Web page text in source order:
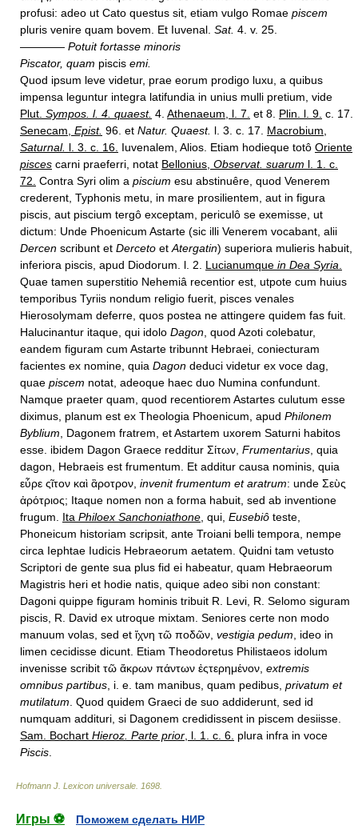
profusi: adeo ut Cato questus sit, etiam vulgo Romae piscem
pluris venire quam bovem. Et Iuvenal. Sat. 4. v. 25.
———— Potuit fortasse minoris
Piscator, quam piscis emi.
Quod ipsum leve videtur, prae eorum prodigo luxu, a quibus
impensa leguntur integra latifundia in unius mulli pretium, vide
Plut. Sympos. l. 4. quaest. 4. Athenaeum, l. 7. et 8. Plin. l. 9. c. 17.
Senecam, Epist. 96. et Natur. Quaest. l. 3. c. 17. Macrobium,
Saturnal. l. 3. c. 16. Iuvenalem, Alios. Etiam hodieque totô Oriente
pisces carni praeferri, notat Bellonius, Observat. suarum l. 1. c.
72. Contra Syri olim a piscium esu abstinuêre, quod Venerem
crederent, Typhonis metu, in mare prosilientem, aut in figura
piscis, aut piscium tergô exceptam, periculô se exemisse, ut
dictum: Unde Phoenicum Astarte (sic illi Venerem vocabant, alii
Dercen scribunt et Derceto et Atergatin) superiora mulieris habuit,
inferiora piscis, apud Diodorum. l. 2. Lucianumque in Dea Syria
Quae tamen superstitio Nehemiâ recentior est, utpote cum huius
temporibus Tyriis nondum religio fuerit, pisces venales
Hierosolymam deferre, quos postea ne attingere quidem fas fuit.
Halucinantur itaque, qui idolo Dagon , quod Azoti colebatur,
eandem figuram cum Astarte tribunnt Hebraei, coniecturam
facientes ex nomine, quia Dagon deduci videtur ex voce dag,
quae piscem notat, adeoque haec duo Numina confundunt.
Namque praeter quam, quod recentiorem Astartes culutum esse
diximus, planum est ex Theologia Phoenicum, apud Philonem
Byblium , Dagonem fratrem, et Astartem uxorem Saturni habitos
esse. ibidem Dagon Graece redditur Σίτων, Frumentarius , quia
dagon, Hebraeis est frumentum. Et additur causa nominis, quia
εὗρε ςῖτον καὶ ἂροτρον, invenit frumentum et aratrum: unde Σεὺς
ἀρότριος; Itaque nomen non a forma habuit, sed ab inventione
frugum. Ita Philoex Sanchoniathone qui, Eusebiô teste,
Phoneicum historiam scripsit, ante Troiani belli tempora, nempe
circa Iephtae Iudicis Hebraeorum aetatem. Quidni tam vetusto
Scriptori de gente sua plus fid ei habeatur, quam Hebraeorum
Magistris heri et hodie natis, quique adeo sibi non constant:
Dagoni quippe figuram hominis tribuit R. Levi, R. Selomo siguram
piscis, R. David ex utroque mixtam. Seniores certe non modo
manuum volas, sed et ἴχνη τῶ ποδῶν, vestigia pedum , ideo in
limen cecidisse dicunt. Etiam Theodoretus Philistaeos idolum
invenisse scribit τῶ ἄκρων πάντων ἐςτερημένον, extremis
omnibus partibus , i. e. tam manibus, quam pedibus, privatum et
mutilatum . Quod quidem Graeci de suo addiderunt, sed id
numquam addituri, si Dagonem credidissent in piscem desiisse.
Sam. Bochart Hieroz. Parte prior , l. 1. c. 6. plura infra in voce
Piscis
Hofmann J. Lexicon universale 1698
Игры ⚽ Поможем сделать НИР